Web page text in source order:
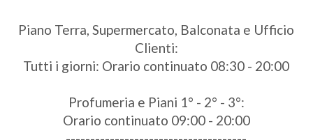
Piano Terra, Supermercato, Balconata e Ufficio
Clienti:
Tutti i giorni: Orario continuato 08:30 - 20:00
Profumeria e Piani 1° - 2° - 3°:
Orario continuato 09:00 - 20:00